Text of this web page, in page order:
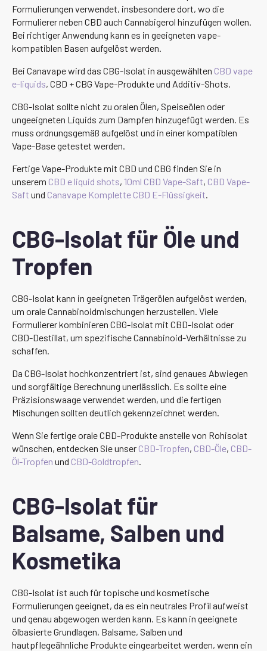
Formulierungen verwendet, insbesondere dort, wo die
Formulierer neben CBD auch Cannabigerol hinzufügen wollen.
Bei richtiger Anwendung kann es in geeigneten vape-
kompatiblen Basen aufgelöst werden.
Bei Canavape wird das CBG-Isolat in ausgewählten CBD vape
e-liquids, CBD + CBG Vape-Produkte und Additiv-Shots.
CBG-Isolat sollte nicht zu oralen Ölen, Speiseölen oder
ungeeigneten Liquids zum Dampfen hinzugefügt werden. Es
muss ordnungsgemäß aufgelöst und in einer kompatiblen
Vape-Base getestet werden.
Fertige Vape-Produkte mit CBD und CBG finden Sie in
unserem CBD e liquid shots, 10ml CBD Vape-Saft, CBD Vape-
Saft und Canavape Komplette CBD E-Flüssigkeit
CBG-Isolat für Öle und
Tropfen
CBG-Isolat kann in geeigneten Trägerölen aufgelöst werden,
um orale Cannabinoidmischungen herzustellen. Viele
Formulierer kombinieren CBG-Isolat mit CBD-Isolat oder
CBD-Destillat, um spezifische Cannabinoid-Verhältnisse zu
schaffen.
Da CBG-Isolat hochkonzentriert ist, sind genaues Abwiegen
und sorgfältige Berechnung unerlässlich. Es sollte eine
Präzisionswaage verwendet werden, und die fertigen
Mischungen sollten deutlich gekennzeichnet werden.
Wenn Sie fertige orale CBD-Produkte anstelle von Rohisolat
wünschen, entdecken Sie unser CBD-Tropfen, CBD-Öle, CBD-
Öl-Tropfen und CBD-Goldtropfen
CBG-Isolat für
Balsame, Salben und
Kosmetika
CBG-Isolat ist auch für topische und kosmetische
Formulierungen geeignet, da es ein neutrales Profil aufweist
und genau abgewogen werden kann. Es kann in geeignete
ölbasierte Grundlagen, Balsame, Salben und
hautpflegeähnliche Produkte eingearbeitet werden, wenn ein